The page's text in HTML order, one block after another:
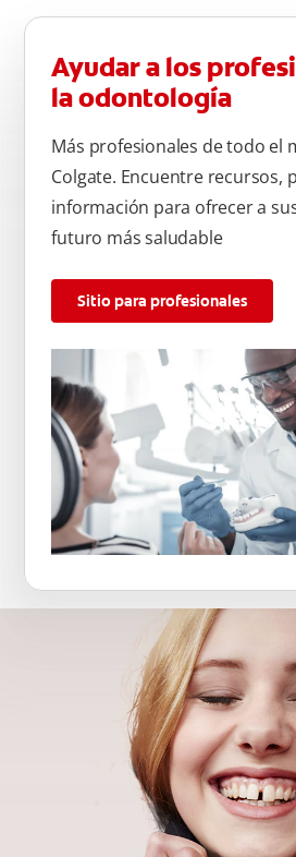
Ayudar a los
la odontología
Más profesionales de todo el
Colgate. Encuentre recursos,
información para ofrecer a
futuro más saludable
Sitio para profesionales